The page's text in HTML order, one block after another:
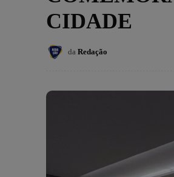
CIDADE
da Redação